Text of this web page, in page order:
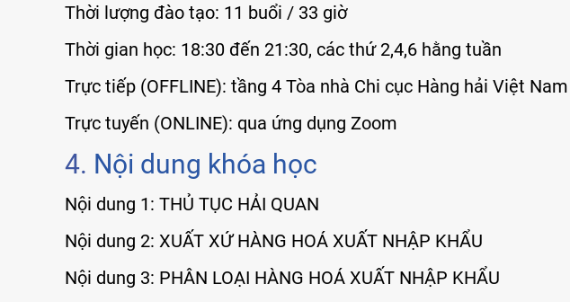
Thời lượng đào tạo: 11 buổi / 33 giờ
Thời gian học: 18:30 đến 21:30, các thứ 2,4,6 hằng tuần
Trực tiếp (OFFLINE): tầng 4 Tòa nhà Chi cục Hàng hải Việt
Trực tuyến (ONLINE): qua ứng dụng Zoom
4. Nội dung khóa học
Nội dung 1: THỦ TỤC HẢI QUAN
Nội dung 2: XUẤT XỨ HÀNG HOÁ XUẤT NHẬP KHẨU
Nội dung 3: PHÂN LOẠI HÀNG HOÁ XUẤT NHẬP KHẨU